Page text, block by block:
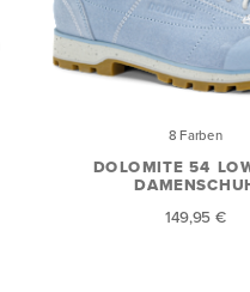
8 Farben
DOLOMITE 54
149,95 €